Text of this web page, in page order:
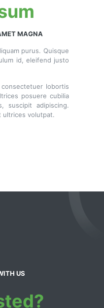
MAGNA
purus. Quisque
id, eleifend justo
lobortis
posuere cubilia
suscipit adipiscing.
ultrices volutpat.
US